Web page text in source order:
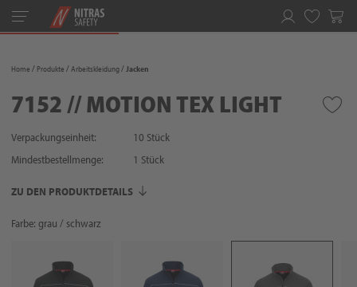
Toggle
navigation
Home Produkte Arbeitskleidung Jacken
7152 // MOTION TEX LIGHT
Verpackungseinheit:
10 Stück
Mindestbestellmenge:
1 Stück
ZU DEN PRODUKTDETAILS
Farbe: grau / schwarz